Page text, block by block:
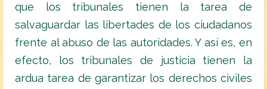
que los tribunales tienen la tarea de
salvaguardar las libertades de los ciudadanos
frente al abuso de las autoridades. Y así es, en
efecto, los tribunales de justicia tienen la
ardua tarea de garantizar los derechos civiles